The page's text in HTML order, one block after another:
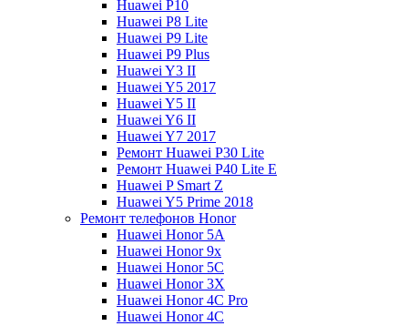
Huawei P10
Huawei P8 Lite
Huawei P9 Lite
Huawei P9 Plus
Huawei Y3 II
Huawei Y5 2017
Huawei Y5 II
Huawei Y6 II
Huawei Y7 2017
Ремонт Huawei P30 Lite
Ремонт Huawei P40 Lite E
Huawei P Smart Z
Huawei Y5 Prime 2018
Ремонт телефонов Honor
Huawei Honor 5A
Huawei Honor 9x
Huawei Honor 5C
Huawei Honor 3X
Huawei Honor 4C Pro
Huawei Honor 4C